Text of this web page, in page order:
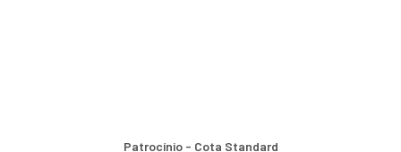
Patrocínio - Cota Standard